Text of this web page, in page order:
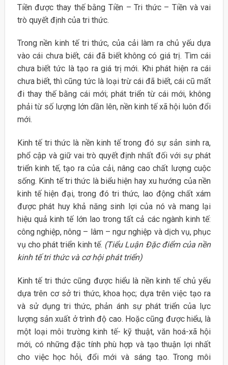
Tiền được thay thế bằng Tiền – Tri thức – Tiền và vai
trò quyết định của tri thức.
Trong nền kinh tế tri thức, của cải làm ra chủ yếu dựa
vào cái chưa biết, cái đã biết không có giá trị. Tìm cái
chưa biết tức là tạo ra giá trị mới. Khi phát hiện ra cái
chưa biết, thì cũng tức là loại trừ cái đã biết, cái cũ mất
đi thay thế bằng cái mới; phát triển từ cái mới, không
phải từ số lượng lớn dần lên, nền kinh tế xã hội luôn đổi
mới.
Kinh tế tri thức là nền kinh tế trong đó sự sản sinh ra,
phổ cập và giữ vai trò quyết định nhất đối với sự phát
triển kinh tế, tạo ra của cải, nâng cao chất lượng cuộc
sống. Kinh tế tri thức là biểu hiện hay xu hướng của nền
kinh tế hiện đại, trong đó tri thức, lao động chất xám
được phát huy khả năng sinh lợi của nó và mang lại
hiệu quả kinh tế lớn lao trong tất cả các ngành kinh tế:
công nghiệp, nông – lâm – ngư nghiệp và dịch vụ, phục
vụ cho phát triển kinh tế. (Tiểu Luận Đặc điểm của nền
kinh tế tri thức và cơ hội phát triển)
Kinh tế tri thức cũng được hiểu là nền kinh tế chủ yếu
dựa trên cơ sở tri thức, khoa học; dựa trên việc tạo ra
và sử dụng tri thức, phản ánh sự phát triển của lực
lượng sản xuất ở trình độ cao. Hoặc cũng được hiểu, là
một loại môi trường kinh tế- kỹ thuật, văn hoá-xã hội
mới, có những đặc tính phù hợp và tạo thuận lợi nhất
cho việc học hỏi, đổi mới và sáng tạo. Trong môi